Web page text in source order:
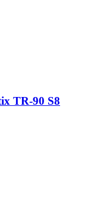
TR-90 S8